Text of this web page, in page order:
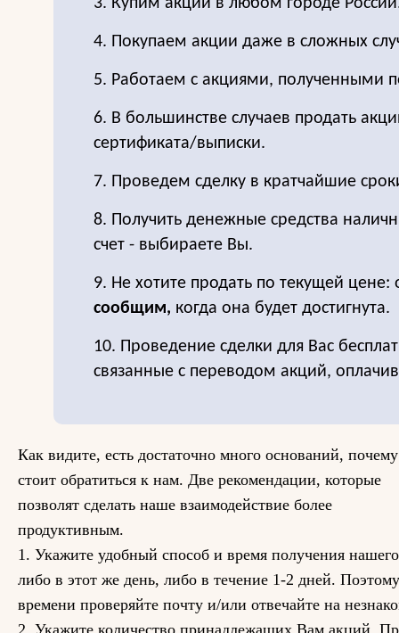
3. Купим акции в любом городе
4. Покупаем акции даже в сложных
5. Работаем с акциями, полученными
6. В большинстве случаев продать
сертификата/выписки.
7. Проведем сделку в кратчайшие
8. Получить денежные средства
счет - выбираете Вы.
9. Не хотите продать по текущей цене:
сообщим, когда она будет достигнута.
10. Проведение сделки для Вас
связанные с переводом акций,
Как видите, есть достаточно много оснований, почему
стоит обратиться к нам. Две рекомендации, которые
позволят сделать наше взаимодействие более
продуктивным.
1. Укажите удобный способ и время получения
либо в этот же день, либо в течение 1-2 дней.
времени проверяйте почту и/или отвечайте на
2. Укажите количество принадлежащих Вам акций.